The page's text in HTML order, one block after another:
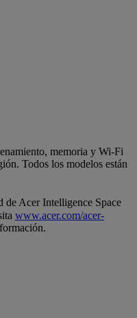
memoria y Wi-Fi
Todos los modelos están
de Acer Intelligence Space
www.acer.com/acer-